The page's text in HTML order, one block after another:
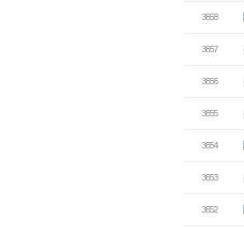
3658
3657
3656
3655
3654
3653
3652